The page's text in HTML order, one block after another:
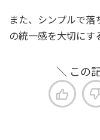
また、シンプルで
の統一感を大切にす
＼ この